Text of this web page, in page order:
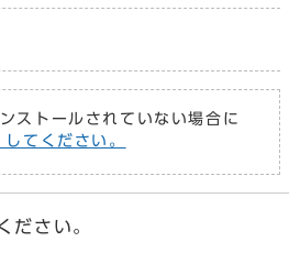
トールされていない場合に
てください。
ださい。